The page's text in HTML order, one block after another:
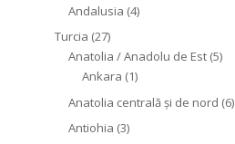
Andalusia (4)
Turcia (27)
Anatolia / Anadolu de Est(5)
Ankara (1)
Anatolia centrală și de nord (6)
Antiohia (3)